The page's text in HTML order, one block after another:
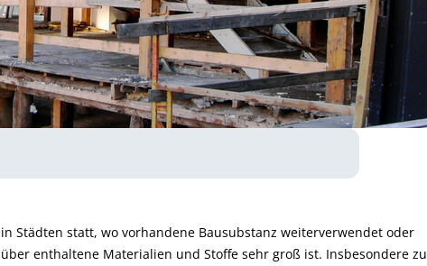
Städten statt, wo vorhandene Bausubstanz weiterverwendet oder
enthaltene Materialien und Stoffe sehr groß ist. Insbesondere zu